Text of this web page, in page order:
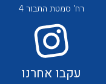
רח' סמטת התבור 4
עקבו אחרנו